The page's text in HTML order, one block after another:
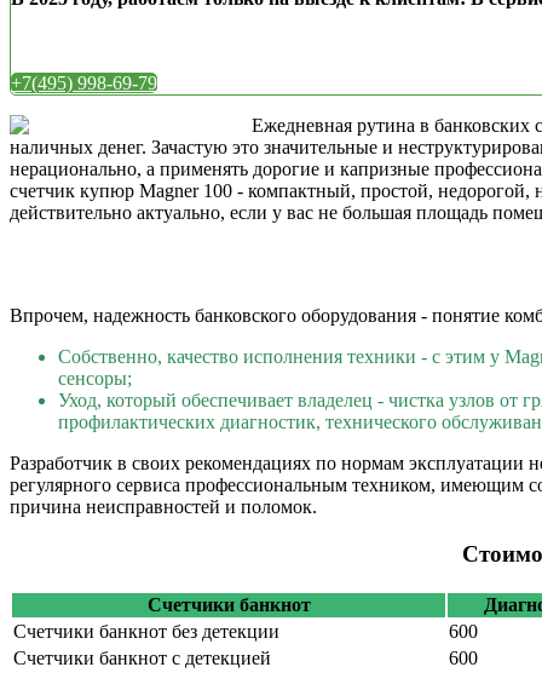
+7(495) 998-69-79
Ежедневная рутина в банковских
наличных денег. Зачастую это значительные и
нерационально, а применять дорогие и капризные
счетчик купюр Magner 100 - компактный, простой,
действительно актуально, если у вас не большая площадь
Впрочем, надежность банковского оборудования - понятие
Собственно, качество исполнения техники - с этим у
сенсоры;
Уход, который обеспечивает владелец - чистка узлов
профилактических диагностик, технического
Разработчик в своих рекомендациях по нормам эксплуатации
регулярного сервиса профессиональным техником, имеющим
причина неисправностей и поломок.
Счетчики банкнот
Счетчики банкнот без детекции
600
Счетчики банкнот с детекцией
600